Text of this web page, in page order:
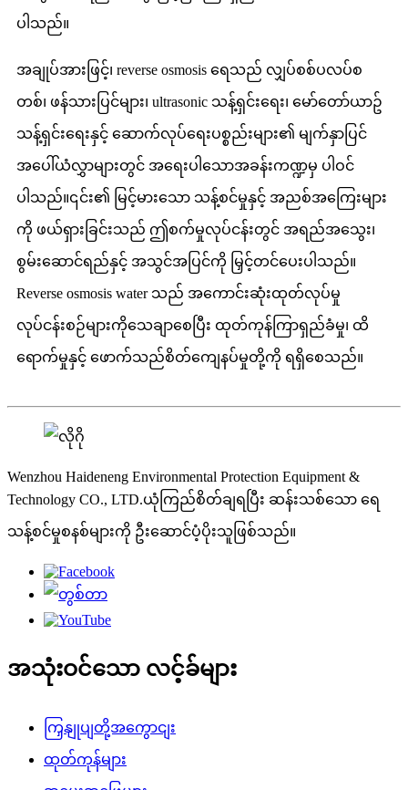
ပါသည်။
အချုပ်အားဖြင့်၊ reverse osmosis ရေသည် လျှပ်စစ်ပလပ်စ
တစ်၊ ဖန်သားပြင်များ၊ ultrasonic သန့်ရှင်းရေး၊ မော်တော်ယာဥ်
သန့်ရှင်းရေးနှင့် ဆောက်လုပ်ရေးပစ္စည်းများ၏ မျက်နှာပြင်
အပေါ်ယံလွှာများတွင် အရေးပါသောအခန်းကဏ္ဍမှ ပါဝင်
ပါသည်။၎င်း၏ မြင့်မားသော သန့်စင်မှုနှင့် အညစ်အကြေးများ
ကို ဖယ်ရှားခြင်းသည် ဤစက်မှုလုပ်ငန်းတွင် အရည်အသွေး၊
စွမ်းဆောင်ရည်နှင့် အသွင်အပြင်ကို မြှင့်တင်ပေးပါသည်။
Reverse osmosis water သည် အကောင်းဆုံးထုတ်လုပ်မှု
လုပ်ငန်းစဉ်များကိုသေချာစေပြီး ထုတ်ကုန်ကြာရှည်ခံမှု၊ ထိ
ရောက်မှုနှင့် ဖောက်သည်စိတ်ကျေနပ်မှုတို့ကို ရရှိစေသည်။
Wenzhou Haideneng Environmental Protection Equipment &
Technology CO., LTD.ယုံကြည်စိတ်ချရပြီး ဆန်းသစ်သော ရေ
သန့်စင်မှုစနစ်များကို ဦးဆောင်ပံ့ပိုးသူဖြစ်သည်။
အသုံးဝင်သော လင့်ခ်များ
ကြှနျုပျတို့အကွောငျး
ထုတ်ကုန်များ